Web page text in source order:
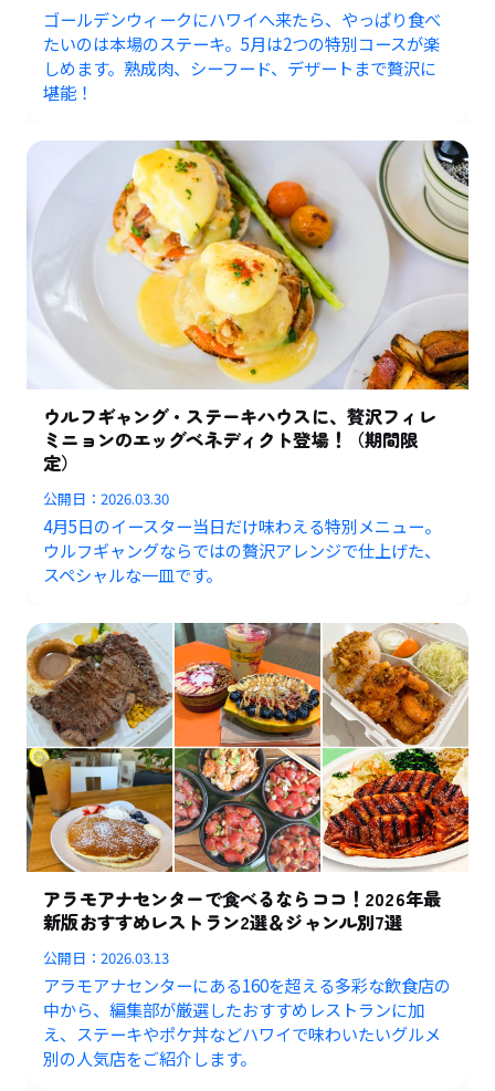
ゴールデンウィークにハワイへ来たら、やっぱり食べ
たいのは本場のステーキ。5月は2つの特別コースが楽
しめます。熟成肉、シーフード、デザートまで贅沢に
堪能！
ウルフギャング・ステーキハウスに、贅沢フィレ
ミニョンのエッグベネディクト登場！（期間限
定）
公開日：2026.03.30
4月5日のイースター当日だけ味わえる特別メニュー。
ウルフギャングならではの贅沢アレンジで仕上げた、
スペシャルな一皿です。
アラモアナセンターで食べるならココ！2026年最
新版おすすめレストラン2選＆ジャンル別7選
公開日：2026.03.13
アラモアナセンターにある160を超える多彩な飲食店の
中から、編集部が厳選したおすすめレストランに加
え、ステーキやポケ丼などハワイで味わいたいグルメ
別の人気店をご紹介します。